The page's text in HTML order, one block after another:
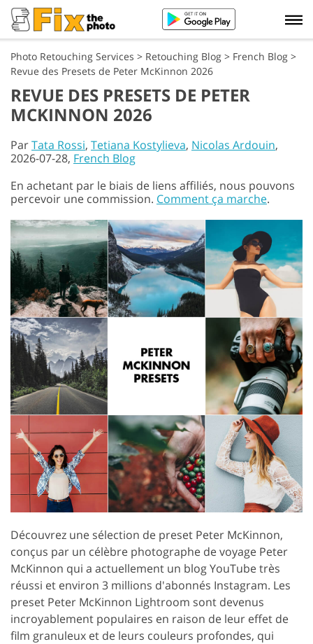
Photo Retouching Services > Retouching Blog > French Blog >
Revue des Presets de Peter McKinnon 2026
REVUE DES PRESETS DE PETER
MCKINNON 2026
ParTata Rossi, Tetiana Kostylieva, Nicolas Ardouin,
2026-07-28, French Blog
En achetant par le biais de liens affiliés, nous pouvons
percevoir une commission. Comment ça marche.
Découvrez une sélection de preset Peter McKinnon,
conçus par un célèbre photographe de voyage Peter
McKinnon qui a actuellement un blog YouTube très
réussi et environ 3 millions d'abonnés Instagram. Les
preset Peter McKinnon Lightroom sont devenus
incroyablement populaires en raison de leur effet de
film granuleux et de leurs couleurs profondes, qui